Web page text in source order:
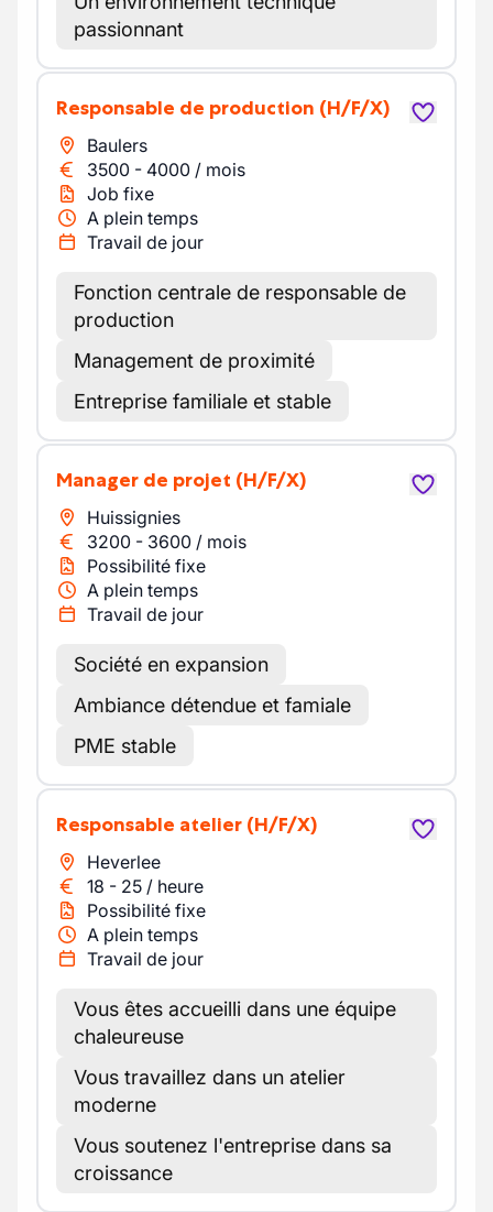
passionnant
Responsable de production (H/F/X)
Baulers
3500 - 4000 / mois
Job fixe
A plein temps
Travail de jour
Fonction centrale de responsable de
production
Management de proximité
Entreprise familiale et stable
Manager de projet (H/F/X)
Huissignies
3200 - 3600 / mois
Possibilité fixe
A plein temps
Travail de jour
Société en expansion
Ambiance détendue et famiale
PME stable
Responsable atelier (H/F/X)
Heverlee
18 - 25 / heure
Possibilité fixe
A plein temps
Travail de jour
Vous êtes accueilli dans une équipe
chaleureuse
Vous travaillez dans un atelier
moderne
Vous soutenez l'entreprise dans sa
croissance